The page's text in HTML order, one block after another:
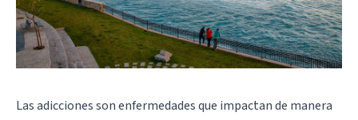
Las adicciones son enfermedades que impactan de manera